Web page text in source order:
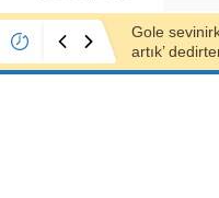
İyi Partili
torunlarınız
ömür boyu